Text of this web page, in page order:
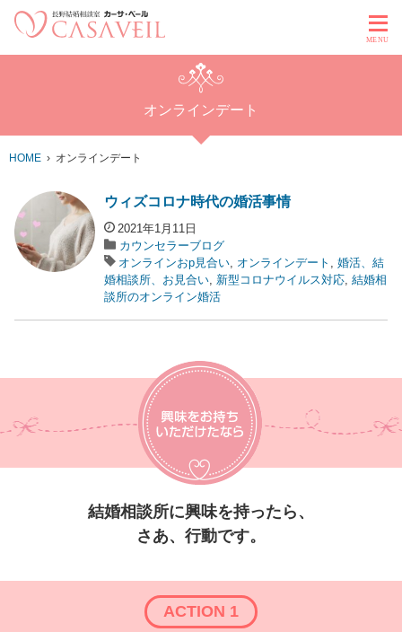
MENU
オンラインデート
HOME オンラインデート
ウィズコロナ時代の婚活事情
2021年1月11日
カウンセラーブログ
オンラインおp見合い, オンラインデート ,婚活、結
婚相談所、お見合い, 新型コロナウイルス対応, 結婚相
談所のオンライン婚活
結婚相談所に興味を持ったら、
さあ、行動です。
ACTION 1